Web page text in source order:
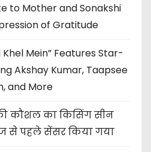
to Mother and Sonakshi
of Gratitude
Mein” Features Star-
Akshay Kumar, Taapsee
and More
कौशल का किसिंग सीन
से पहले सेंसर किया गया